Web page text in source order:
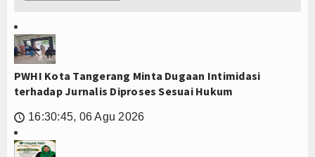
PWHI Kota Tangerang Minta Dugaan Intimidasi
terhadap Jurnalis Diproses Sesuai Hukum
🕔 16:30:45, 06 Agu 2026